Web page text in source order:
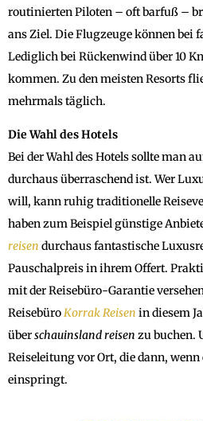
routinierten Piloten – oft barfuß –
ans Ziel. Die Flugzeuge können bei
Lediglich bei Rückenwind über 10
kommen. Zu den meisten Resorts
mehrmals täglich.
Die Wahl des Hotels
Bei der Wahl des Hotels sollte man
durchaus überraschend ist. Wer
will, kann ruhig traditionelle
haben zum Beispiel günstige
reisen durchaus fantastische
Pauschalpreis in ihrem Offert.
mit der Reisebüro-Garantie
ReisebüroKorrak Reisen in diesem
überschauinsland reisen zu buchen.
Reiseleitung vor Ort, die dann,
einspringt.